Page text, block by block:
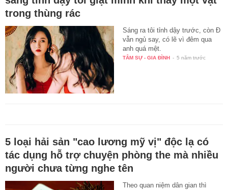
trong thùng rác
Sáng ra tôi tỉnh dậy trước, còn Đ
vẫn ngủ say, có lẽ vì đêm qua
anh quá mệt.
TÂM SỰ - GIA ĐÌNH - 5 năm trước
5 loại hải sản "cao lương mỹ vị" độc lạ có
tác dụng hỗ trợ chuyện phòng the mà nhiều
người chưa từng nghe tên
Theo quan niệm dân gian thì